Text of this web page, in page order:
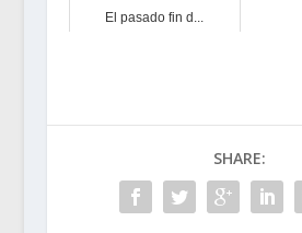
El pasado fin d...
SHARE: